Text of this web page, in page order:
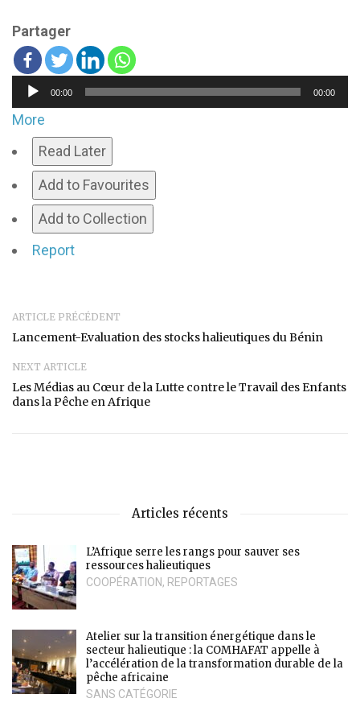
Partager
Lecteur
audio
00:00 00:00
More
Read Later
Add to Favourites
Add to Collection
Report
ARTICLE PRÉCÉDENT
Lancement-Evaluation des stocks halieutiques du Bénin
NEXT ARTICLE
Les Médias au Cœur de la Lutte contre le Travail des Enfants
dans la Pêche en Afrique
Articles récents
L’Afrique serre les rangs pour sauver ses
ressources halieutiques
COOPÉRATION, REPORTAGES
Atelier sur la transition énergétique dans le
secteur halieutique : la COMHAFAT appelle à
l’accélération de la transformation durable de la
pêche africaine
SANS CATÉGORIE